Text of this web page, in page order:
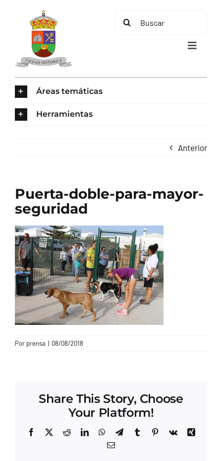
contenido
Buscar:
Toggle
TURISMO
CONTACTO
Áreas temáticas
Herramientas
Anterior
Puerta-doble-para-mayor-
seguridad
Por prensa | 08/08/2018
Share This Story, Choose
Your Platform!
Facebook
X RedditLinkedInWhatsApp
TelegramTumblrPinterest
Vk
Xing
Correo